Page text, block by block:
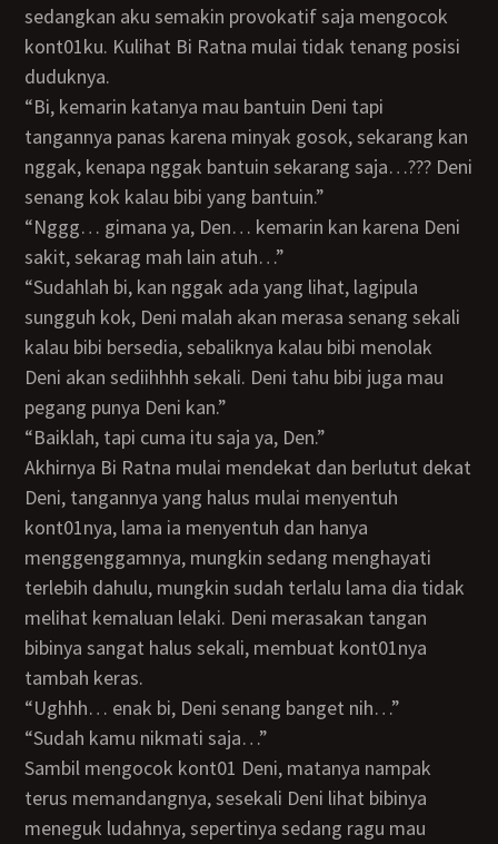
sedangkan aku semakin provokatif saja mengocok
kont01ku. Kulihat Bi Ratna mulai tidak tenang posisi
duduknya.
“Bi, kemarin katanya mau bantuin Deni tapi
tangannya panas karena minyak gosok, sekarang kan
nggak, kenapa nggak bantuin sekarang saja…??? Deni
senang kok kalau bibi yang bantuin.”
“Nggg… gimana ya, Den… kemarin kan karena Deni
sakit, sekarag mah lain atuh…”
“Sudahlah bi, kan nggak ada yang lihat, lagipula
sungguh kok, Deni malah akan merasa senang sekali
kalau bibi bersedia, sebaliknya kalau bibi menolak
Deni akan sediihhhh sekali. Deni tahu bibi juga mau
pegang punya Deni kan.”
“Baiklah, tapi cuma itu saja ya, Den.”
Akhirnya Bi Ratna mulai mendekat dan berlutut dekat
Deni, tangannya yang halus mulai menyentuh
kont01nya, lama ia menyentuh dan hanya
menggenggamnya, mungkin sedang menghayati
terlebih dahulu, mungkin sudah terlalu lama dia tidak
melihat kemaluan lelaki. Deni merasakan tangan
bibinya sangat halus sekali, membuat kont01nya
tambah keras.
“Ughhh… enak bi, Deni senang banget nih…”
“Sudah kamu nikmati saja…”
Sambil mengocok kont01 Deni, matanya nampak
terus memandangnya, sesekali Deni lihat bibinya
meneguk ludahnya, sepertinya sedang ragu mau